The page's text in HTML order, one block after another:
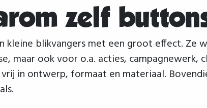
zelf
kleine blikvangers met een groot effect.
maar ook voor o.a. acties,
in ontwerp, formaat en materiaal.